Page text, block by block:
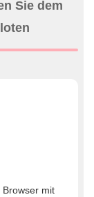
Sie dem
Sites wie